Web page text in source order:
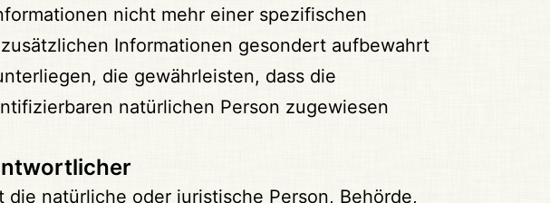
nicht mehr einer spezifischen
Informationen gesondert aufbewahrt
die gewährleisten, dass die
natürlichen Person zugewiesen
natürliche oder juristische Person, Behörde,